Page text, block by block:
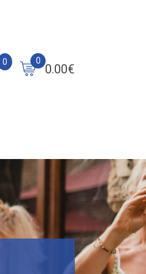
0.00€
0
0